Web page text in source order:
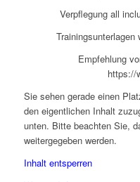
Verpflegung all
Empfehlung
https://
Sie sehen gerade einen
den eigentlichen Inhalt
unten. Bitte beachten Sie,
weitergegeben werden.
Inhalt entsperren